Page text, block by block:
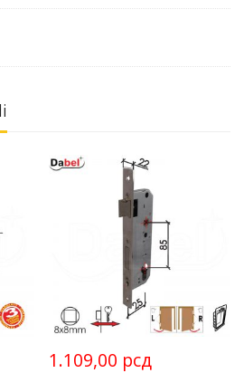
1.109,00 рсд